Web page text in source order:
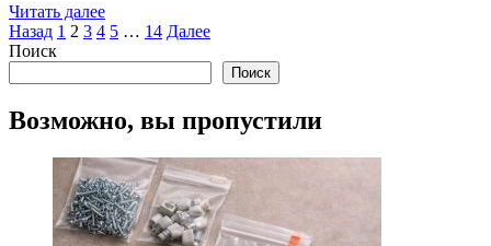
Читать далееRead
more
Ипотеки
Вторичное
в
Сбербанке
Пагинация
записей
Назад 1 2 3 4 5 … 14 Далее
Поиск
Поиск
Возможно, вы пропустили